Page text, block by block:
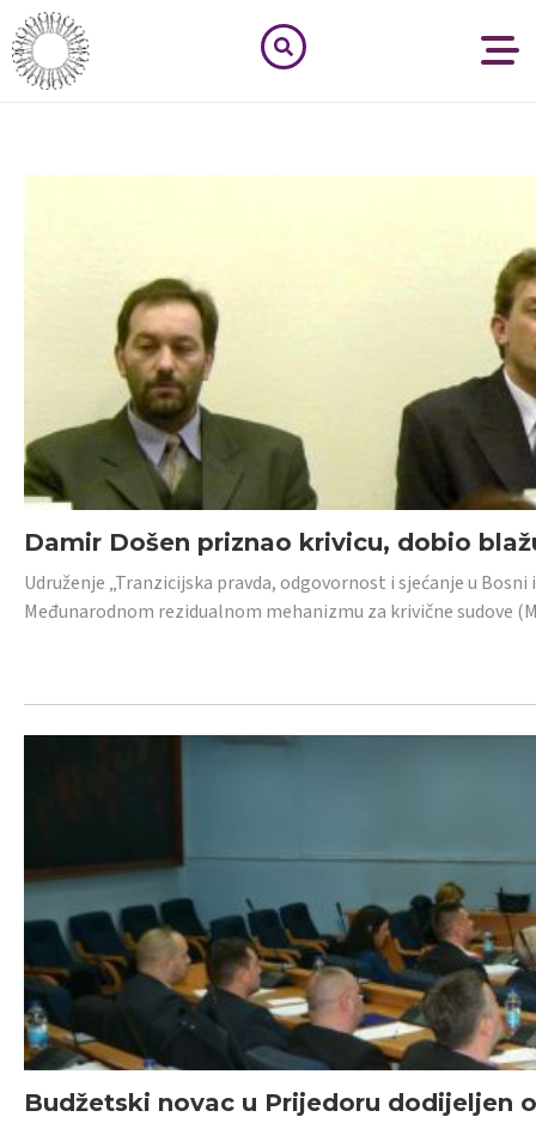
Damir Došen priznao krivicu, dobio
Udruženje „Tranzicijska pravda, odgovornost i sjećanje u
Međunarodnom rezidualnom mehanizmu za krivične sudove
Budžetski novac u Prijedoru dodijeljen